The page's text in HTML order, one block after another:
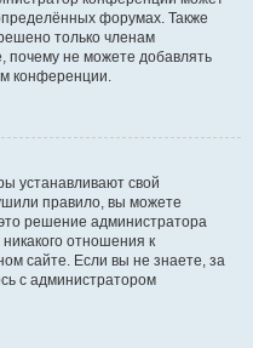
форумах. Также
только членам
почему не можете добавлять
конференции.
устанавливают свой
правило, вы можете
решение администратора
отношения к
сайте. Если вы не знаете, за
с администратором